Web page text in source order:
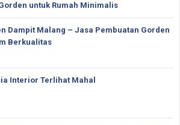
untuk Rumah Minimalis
Dampit Malang – Jasa Pembuatan Gorden
Berkualitas
Interior Terlihat Mahal